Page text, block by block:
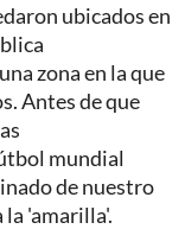
ubicados en
zona en la que
Antes de que
mundial
de nuestro
la 'amarilla'.